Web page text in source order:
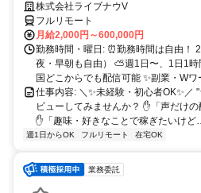
～OK♪
株式会社ライブナウV
フルリモート
月給2,000円～600,000円
勤務時間・曜日: ⏰勤務時間は自由！
夜・早朝も自由） ⛅週1日〜、1日1
国どこからでも配信可能 ✨副業・Wワ
仕事内容: ＼✨未経験・初心者OK✨／
ビューしてみませんか？ ✋「声だけ
✋「趣味・好きなことで稼ぎたいけ
週1日からOK フルリモート 在宅OK
業務委託